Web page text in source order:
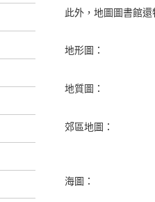
此外，地圖圖書館
地形圖：
地質圖：
郊區地圖：
海圖：